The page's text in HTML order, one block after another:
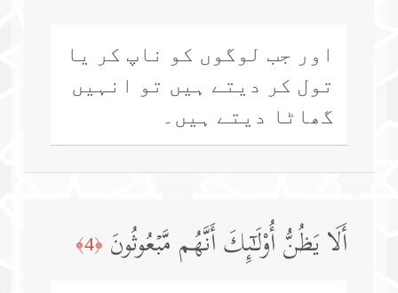
اور جب لوگوں کو ناپ کر یا
تول کر دیتے ہیں تو انہیں
گھاٹا دیتے ہیں۔
أَلَا یَظُنُّ أُو۟لَـٰۤىِٕكَ أَنَّهُم مَّبۡعُوثُونَ ﴿4﴾